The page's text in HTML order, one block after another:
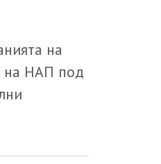
на
на НАП под